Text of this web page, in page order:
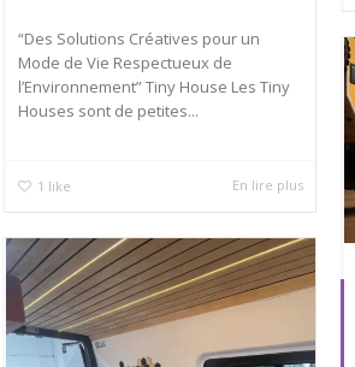
“Des Solutions Créatives pour un
Mode de Vie Respectueux de
l’Environnement” Tiny House Les Tiny
Houses sont de petites...
1 like En lire plus